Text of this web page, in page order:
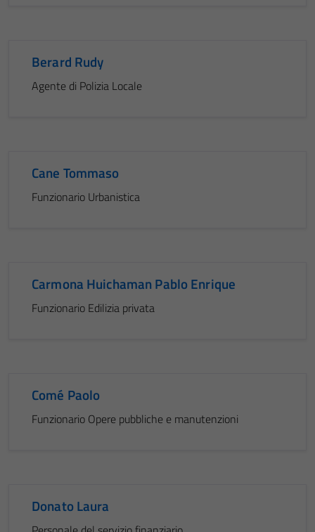
Berard Rudy
Agente di Polizia Locale
Cane Tommaso
Funzionario Urbanistica
Carmona Huichaman Pablo Enrique
Funzionario Edilizia privata
Comé Paolo
Funzionario Opere pubbliche e manutenzioni
Donato Laura